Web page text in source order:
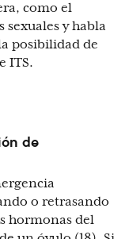
como el
y habla
posibilidad de
ITS.
de
o retrasando
hormonas del